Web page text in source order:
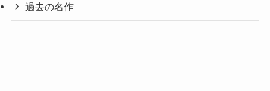
過去の名作